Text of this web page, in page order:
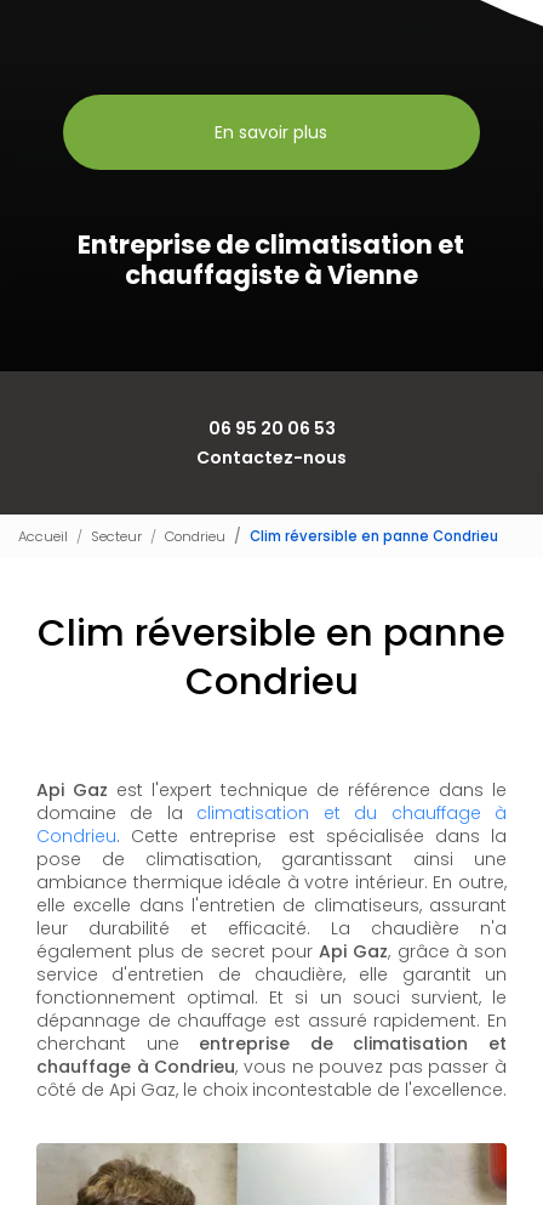
En savoir plus
Entreprise de climatisation et
chauffagiste à Vienne
06 95 20 06 53
Contactez-nous
Accueil Secteur Condrieu Clim réversible en panne Condrieu
Clim réversible en panne
Condrieu
Api Gaz est l'expert technique de référence dans le
domaine de la climatisation et du chauffage à
Condrieu. Cette entreprise est spécialisée dans la
pose de climatisation, garantissant ainsi une
ambiance thermique idéale à votre intérieur. En outre,
elle excelle dans l'entretien de climatiseurs, assurant
leur durabilité et efficacité. La chaudière n'a
également plus de secret pourApi Gaz, grâce à son
service d'entretien de chaudière, elle garantit un
fonctionnement optimal. Et si un souci survient, le
dépannage de chauffage est assuré rapidement. En
cherchant une entreprise de climatisation et
chauffage à Condrieu, vous ne pouvez pas passer à
côté de Api Gaz, le choix incontestable de l'excellence.